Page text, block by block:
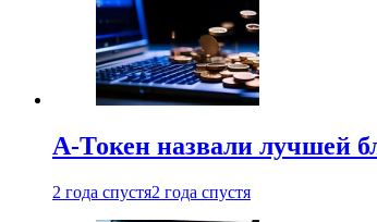
А-Токен назвали лучшей
2 года спустя2 года спустя